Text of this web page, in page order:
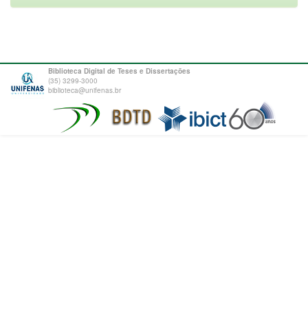
Biblioteca Digital de Teses e Dissertações
(35) 3299-3000
biblioteca@unifenas.br